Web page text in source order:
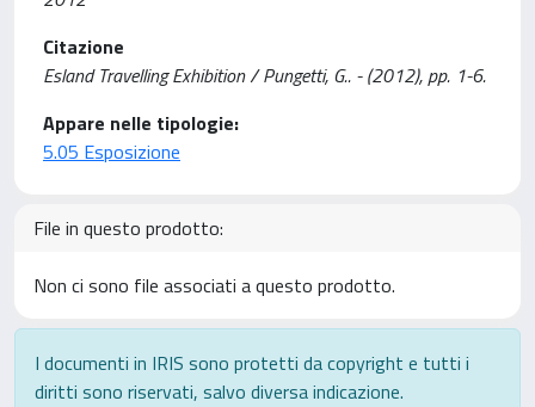
Citazione
Esland Travelling Exhibition / Pungetti, G.. - (2012), pp. 1-6.
Appare nelle tipologie:
5.05 Esposizione
File in questo prodotto:
Non ci sono file associati a questo prodotto.
I documenti in IRIS sono protetti da copyright e tutti i
diritti sono riservati, salvo diversa indicazione.